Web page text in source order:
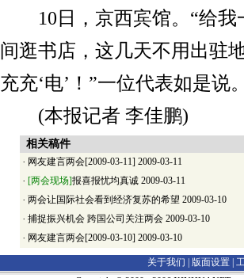
10日，京西宾馆。“给我
间逛书店，这几天不用出驻
充充‘电’！”一位代表如是说
(本报记者 李佳鹏)
相关稿件
· 网友建言两会[2009-03-11] 2009-03-11
· [两会现场]报喜报忧均真诚 2009-03-11
· 两会让国际社会看到经济复苏的希望 2009-03-10
· 捕捉振兴机会 跨国公司关注两会 2009-03-10
· 网友建言两会[2009-03-10] 2009-03-10
关于我们 | 版面设置